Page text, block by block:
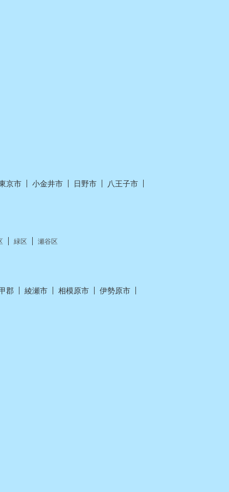
京市 小金井市 日野市 八王子市
緑区 瀬谷区
郡 綾瀬市 相模原市 伊勢原市